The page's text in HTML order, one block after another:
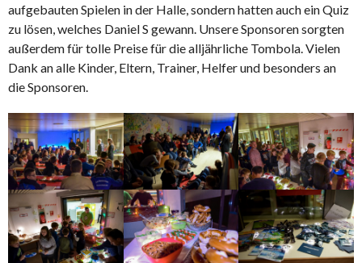
aufgebauten Spielen in der Halle, sondern hatten auch ein Quiz
zu lösen, welches Daniel S gewann. Unsere Sponsoren sorgten
außerdem für tolle Preise für die alljährliche Tombola. Vielen
Dank an alle Kinder, Eltern, Trainer, Helfer und besonders an
die Sponsoren.